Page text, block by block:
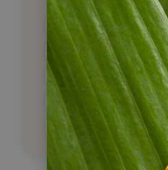
Reiseberichte
Medien- & Buchtipps
Essen & Trinken
Kultur & Geschichte
Outdoor & Adventure